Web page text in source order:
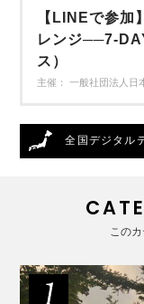
【LINEで参加
レンジ──7-
ス）
主催： 一般社団法人日
全国デジタル
この